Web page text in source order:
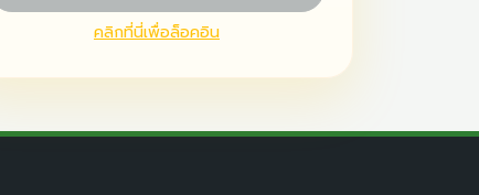
คลิกที่นี่เพื่อล็อคอิน